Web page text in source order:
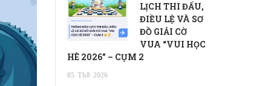
LỊCH THI ĐẤU,
ĐIỀU LỆ VÀ SƠ
ĐỒ GIẢI CỜ
VUA “VUI HỌC
HÈ 2026” – CỤM 2
05 Th8 2026